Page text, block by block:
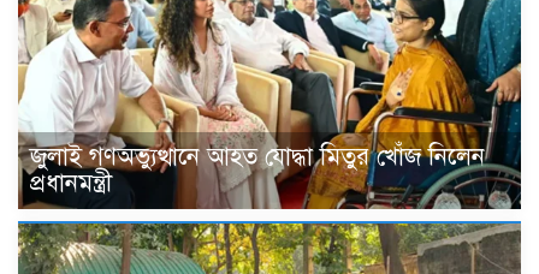
জুলাই গণঅভ্যুত্থানে আহত যোদ্ধা মিতুর খোঁজ নিলেন
প্রধানমন্ত্রী